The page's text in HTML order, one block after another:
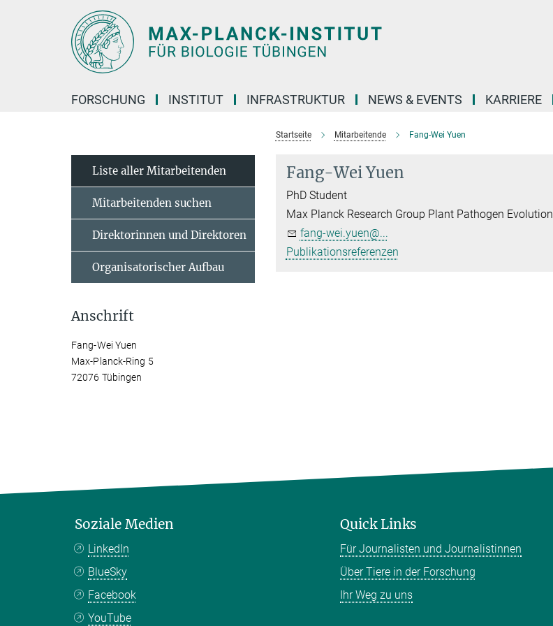
FORSCHUNG INSTITUT INFRASTRUKTUR NEWS & EVENTS KARRIERE
Startseite Mitarbeitende Fang-Wei Yuen
Fang-Wei Yuen
PhD Student
Max Planck Research Group Plant Pathogen Evolution
fang-wei.yuen@...
Publikationsreferenzen
Liste aller Mitarbeitenden
Mitarbeitenden suchen
Direktorinnen und Direktoren
Organisatorischer Aufbau
Anschrift
Fang-Wei Yuen
Max-Planck-Ring 5
72076 Tübingen
Soziale Medien
LinkedIn
BlueSky
Facebook
YouTube
Quick Links
Für Journalisten und Journalistinnen
Über Tiere in der Forschung
Ihr Weg zu uns